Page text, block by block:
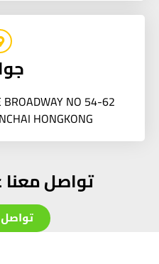
NO 54-62
HONGKONG
تواصل معنا